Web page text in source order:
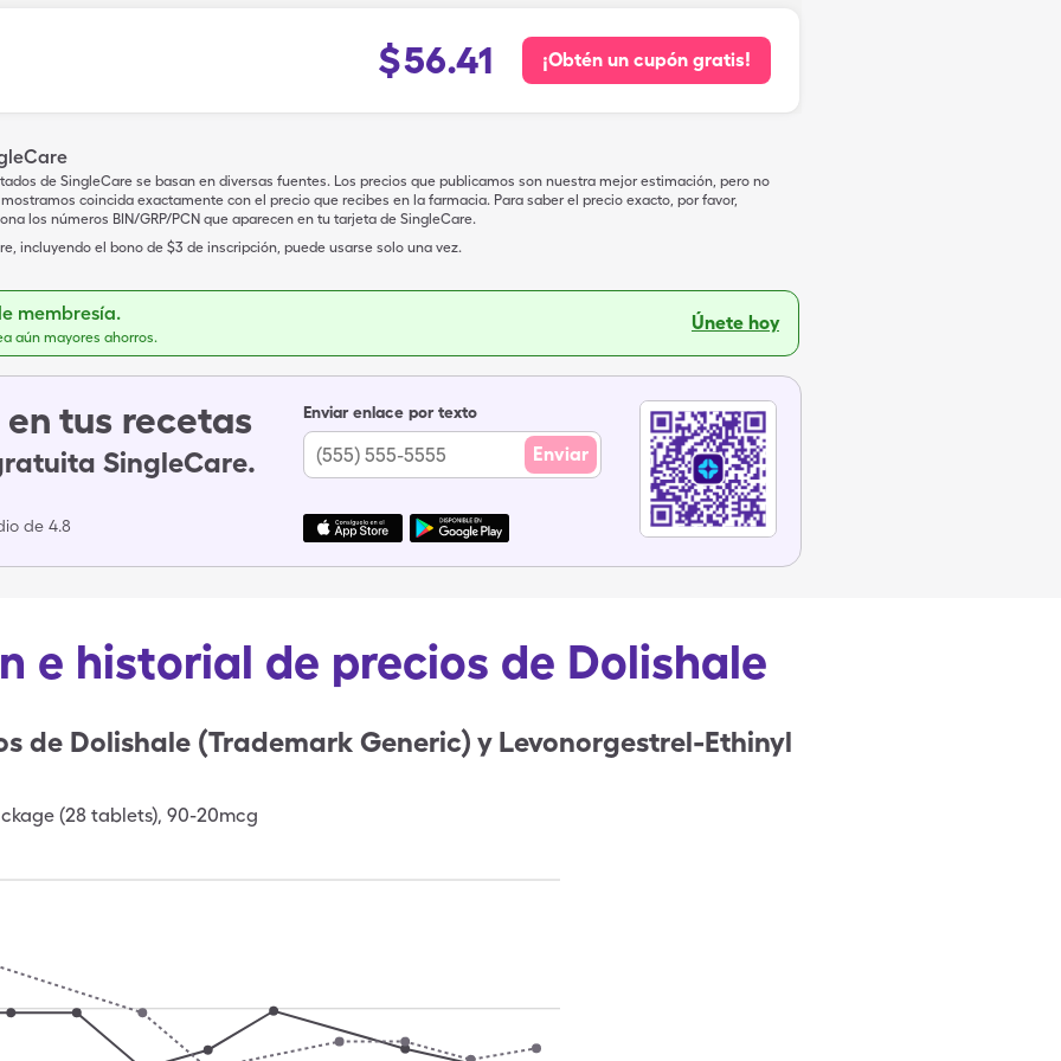
$56.41 ¡Obtén un cupón gratis!
de SingleCare se basan en diversas fuentes. Los precios que publicamos son nuestra mejor estimación, pero no
coincida exactamente con el precio que recibes en la farmacia. Para saber el precio exacto, por favor,
los números BIN/GRP/PCN que aparecen en tu tarjeta de SingleCare.
incluyendo el bono de $3 de inscripción, puede usarse solo una vez.
membresía.
aún mayores ahorros.
Únete hoy
en tus recetas
SingleCare.
de 4.8
Enviar enlace por texto
Enviar
e historial de precios de Dolishale
de Dolishale (Trademark Generic) y Levonorgestrel-Ethinyl
(28 tablets), 90-20mcg